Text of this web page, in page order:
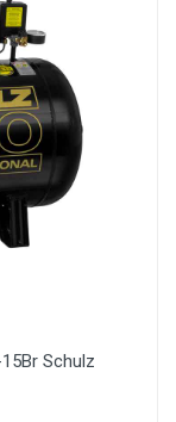
Schulz